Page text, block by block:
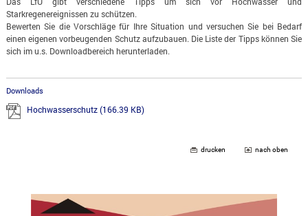
Starkregenereignissen zu schützen.
Bewerten Sie die Vorschläge für Ihre Situation und versuchen Sie bei Bedarf
einen eigenen vorbeugenden Schutz aufzubauen. Die Liste der Tipps können Sie
sich im u.s. Downloadbereich herunterladen.
Downloads
Hochwasserschutz(166.39 KB)
drucken nach oben